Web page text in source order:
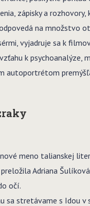
zápisky a
na množstvo
vyjadruje sa k
k psychoanalýze,
autoportrétom
meno talianskej
Adriana
očí.
sa stretávame s Idou v